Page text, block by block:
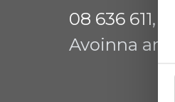
08 636 611,
Avoinna